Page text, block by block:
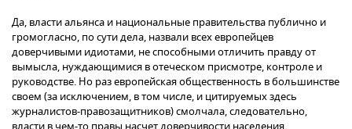
Да, власти альянса и национальные правительства публично и
громогласно, по сути дела, назвали всех европейцев
доверчивыми идиотами, не способными отличить правду от
вымысла, нуждающимися в отеческом присмотре, контроле и
руководстве. Но раз европейская общественность в большинстве
своем (за исключением, в том числе, и цитируемых здесь
журналистов-правозащитников) смолчала, следовательно,
власти в чем-то правы насчет доверчивости населения.